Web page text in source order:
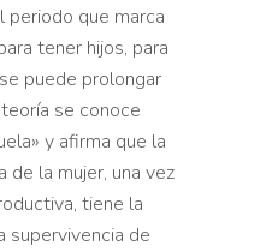
periodo que marca
tener hijos, para
puede prolongar
se conoce
y afirma que la
de la mujer, una vez
tiene la
supervivencia de